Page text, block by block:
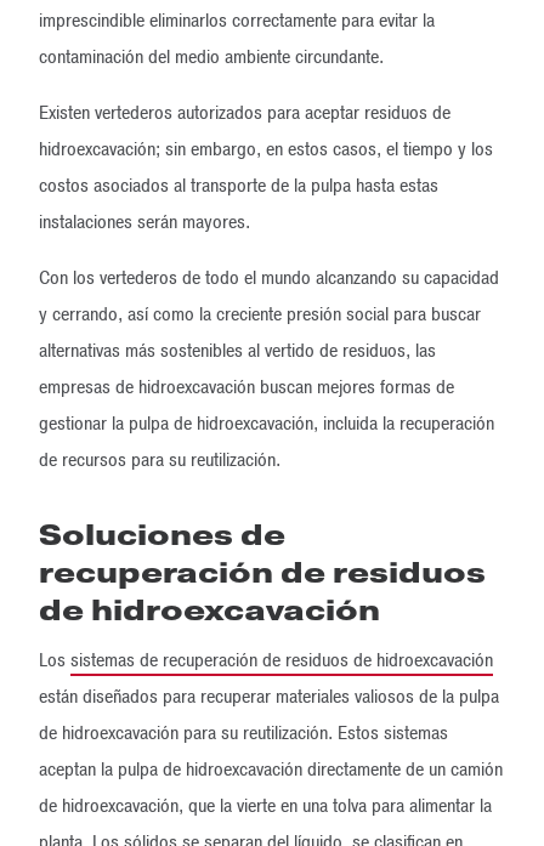
imprescindible eliminarlos correctamente para evitar la
contaminación del medio ambiente circundante.
Existen vertederos autorizados para aceptar residuos de
hidroexcavación; sin embargo, en estos casos, el tiempo y los
costos asociados al transporte de la pulpa hasta estas
instalaciones serán mayores.
Con los vertederos de todo el mundo alcanzando su capacidad
y cerrando, así como la creciente presión social para buscar
alternativas más sostenibles al vertido de residuos, las
empresas de hidroexcavación buscan mejores formas de
gestionar la pulpa de hidroexcavación, incluida la recuperación
de recursos para su reutilización.
Soluciones de
recuperación de residuos
de hidroexcavación
Lossistemas de recuperación de residuos de hidroexcavación
están diseñados para recuperar materiales valiosos de la pulpa
de hidroexcavación para su reutilización. Estos sistemas
aceptan la pulpa de hidroexcavación directamente de un camión
de hidroexcavación, que la vierte en una tolva para alimentar la